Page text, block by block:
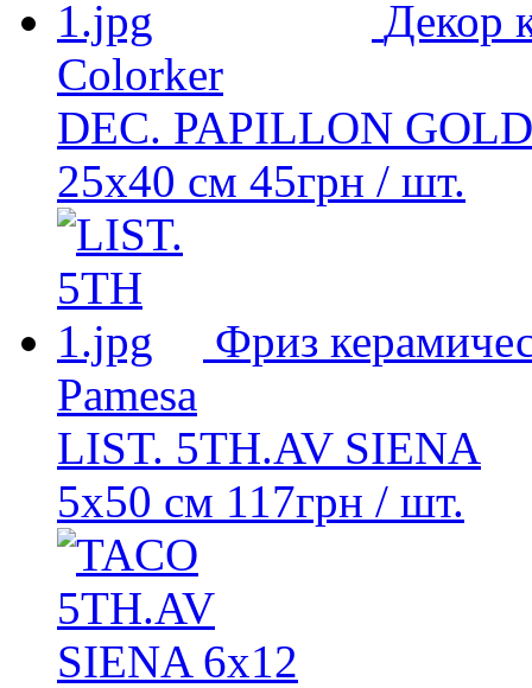
Декор
Colorker
DEC. PAPILLON GOLD
25x40 см 45грн / шт.
Фриз
Pamesa
LIST. 5TH.AV SIENA
5x50 см 117грн / шт.